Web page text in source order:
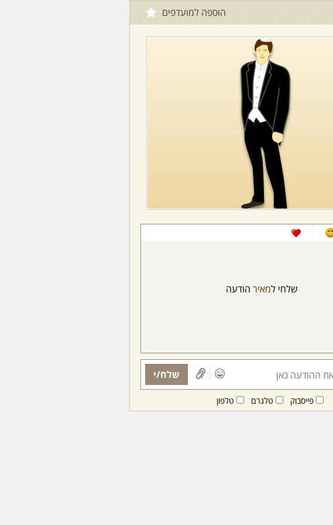
הוספה למועדפים
שלחי למאיר הודעה
שלח/י
פייסבוק טלגרם טלפון